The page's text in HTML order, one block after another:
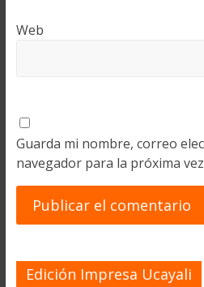
Web
Guarda mi nombre, correo
navegador para la próxima
Edición Impresa Ucayali